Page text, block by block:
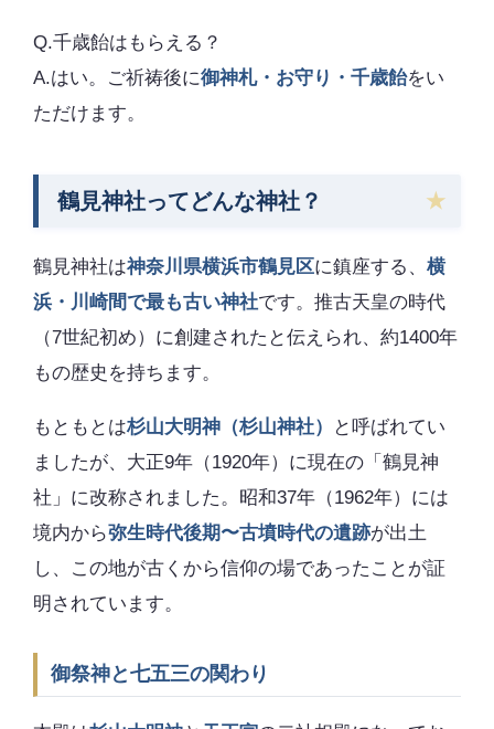
Q.千歳飴はもらえる？
A.はい。ご祈祷後に御神札・お守り・千歳飴をい
ただけます。
鶴見神社ってどんな神社？
鶴見神社は神奈川県横浜市鶴見区に鎮座する、 横
浜・川崎間で最も古い神社です。推古天皇の時代
（7世紀初め）に創建されたと伝えられ、約1400年
もの歴史を持ちます。
もともとは杉山大明神（杉山神社）
と呼ばれてい
ましたが、大正9年（1920年）に現在の「鶴見神
社」に改称されました。昭和37年（1962年）には
境内から弥生時代後期〜古墳時代の遺跡が出土
し、この地が古くから信仰の場であったことが証
明されています。
御祭神と七五三の関わり